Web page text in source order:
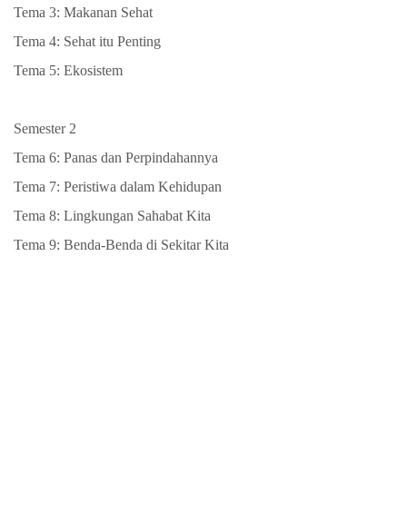
Tema 3: Makanan Sehat
Tema 4: Sehat itu Penting
Tema 5: Ekosistem
Semester 2
Tema 6: Panas dan Perpindahannya
Tema 7: Peristiwa dalam Kehidupan
Tema 8: Lingkungan Sahabat Kita
Tema 9: Benda-Benda di Sekitar Kita